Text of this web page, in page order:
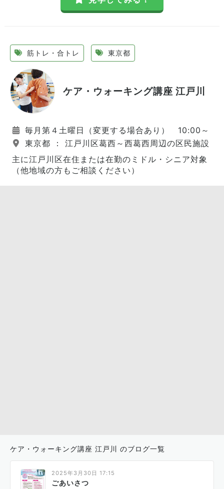
筋トレ・合トレ 東京都
ケア・ウォーキング講座 江戸川
毎月第４土曜日（変更する場合あり） 10:00～
東京都 ： 江戸川区葛西～西葛西周辺の区民施設
主に江戸川区在住または在勤のミドル・シニア対象
（他地域の方もご相談ください）
ケア・ウォーキング講座 江戸川 のブログ一覧
2025年3月30日 17:15
ごあいさつ